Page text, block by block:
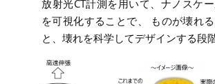
放射光CT計測を用いて、ナノスケ
を可視化することで、 ものが壊れ
と、壊れを科学してデザインする段階